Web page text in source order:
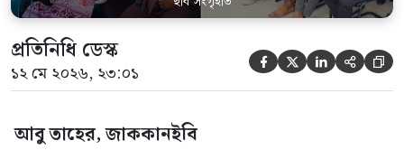
প্রতিনিধি ডেস্ক
১২ মে ২০২৬, ২৩:০১     
আবু তাহের, জাককানইবি